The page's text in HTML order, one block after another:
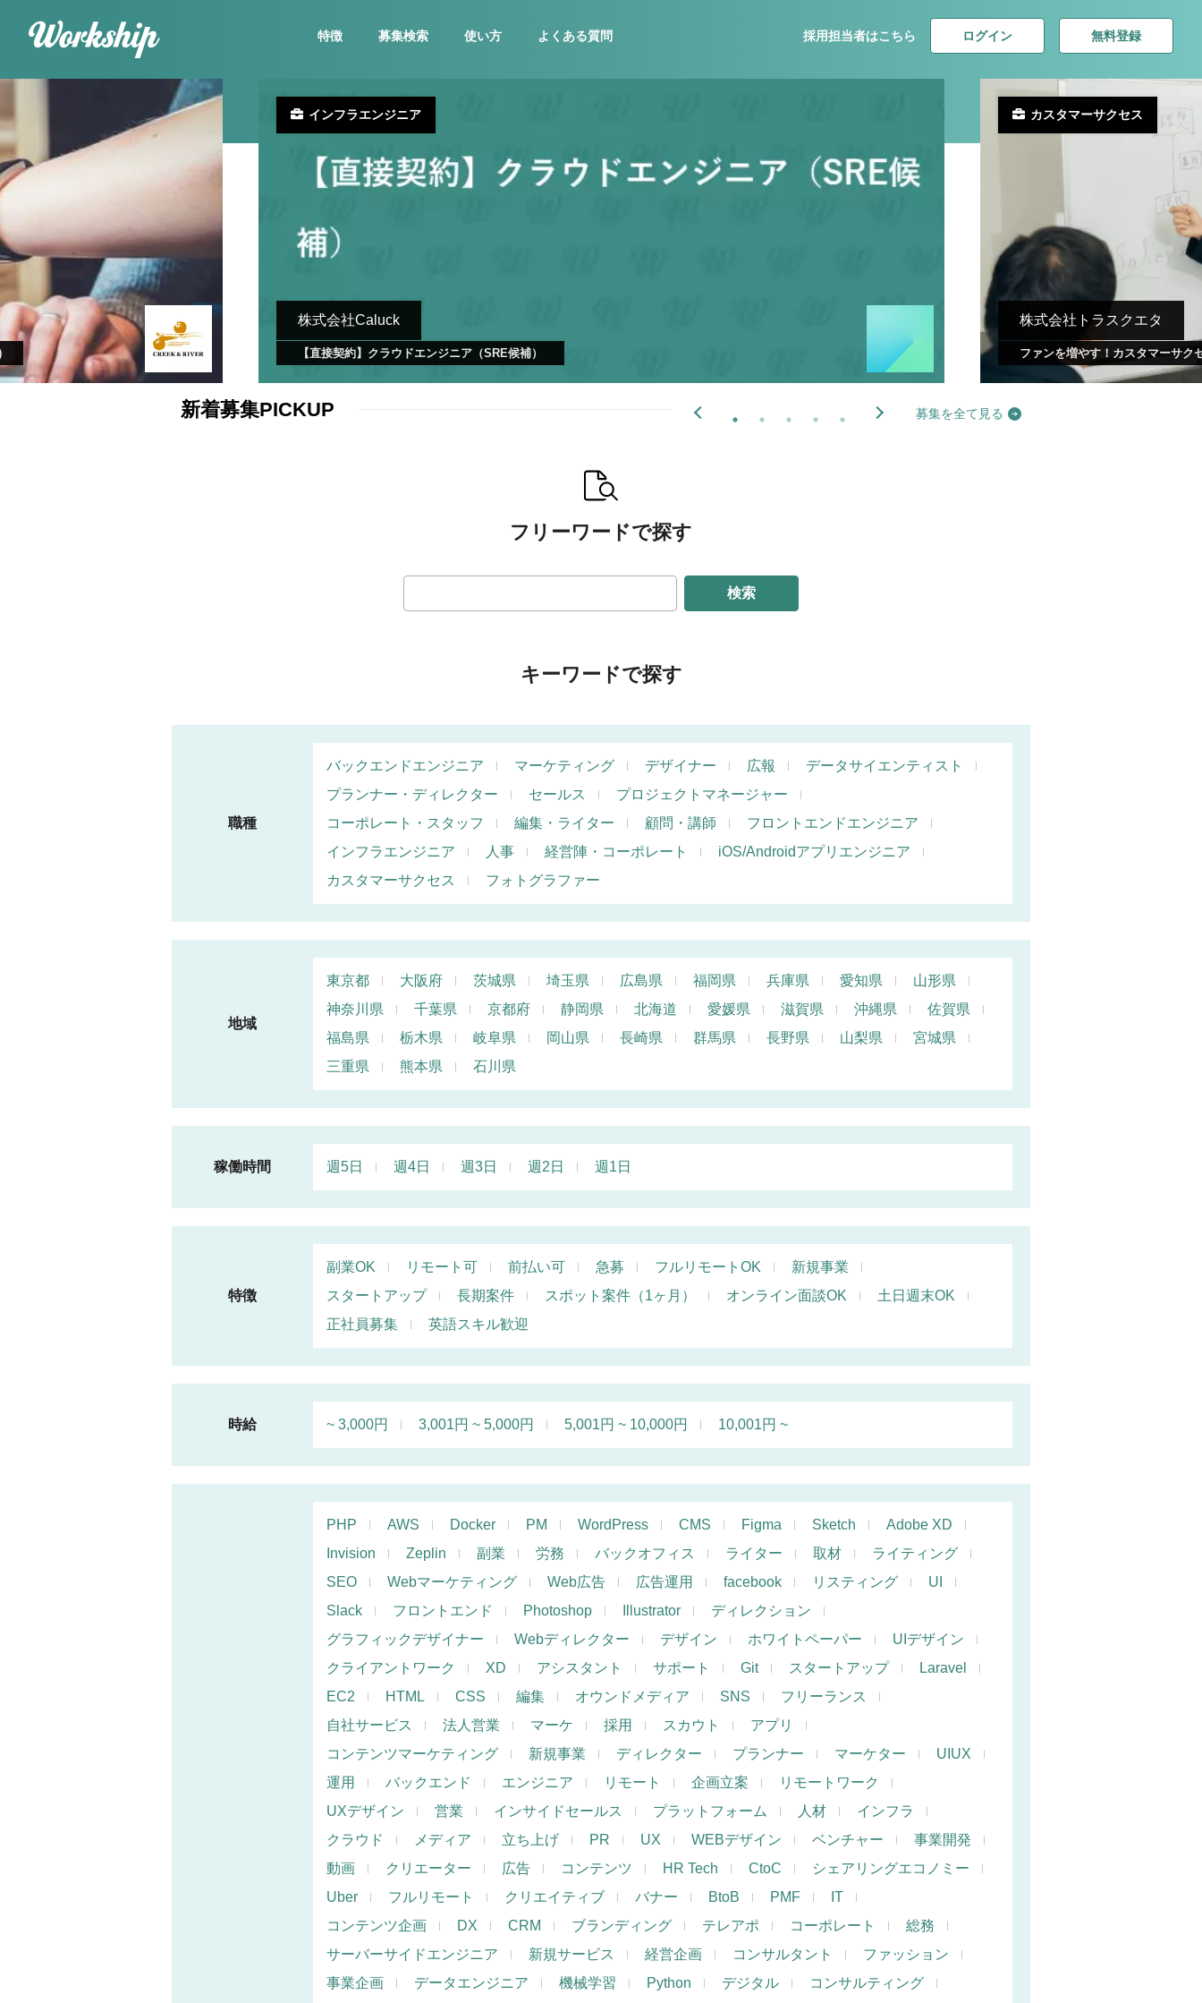
特徴 募集検索 使い方 よくある質問 採用担当者はこちら ログイン 無料登録
新着募集PICKUP 募集を全て見る
株式会社Caluck
【直接契約】クラウドエンジニア（SRE候補）
インフラエンジニア
株式会社トラスクエタ
ファンを増やす！カスタマーサク
カスタマーサクセス
フリーワードで探す
検索
キーワードで探す
職種
バックエンドエンジニア マーケティング デザイナー 広報
データサイエンティスト
プランナー・ディレクター
セールス
プロジェクトマネージャー
コーポレート・スタッフ
編集・ライター 顧問・講師
フロントエンドエンジニア
インフラエンジニア
人事 経営陣・コーポレート
iOS/Androidアプリエンジニア
カスタマーサクセス
フォトグラファー
地域
東京都 大阪府 茨城県 埼玉県 広島県 福岡県 兵庫県 愛知県
山形県
神奈川県
千葉県 京都府 静岡県 北海道 愛媛県 滋賀県 沖縄県
佐賀県
福島県
栃木県 岐阜県 岡山県 長崎県 群馬県 長野県 山梨県
宮城県
三重県
熊本県 石川県
稼働時間 週5日 週4日 週3日 週2日 週1日
特徴
副業OK リモート可 前払い可 急募 フルリモートOK
新規事業
スタートアップ
長期案件 スポット案件（1ヶ月） オンライン面談OK
土日週末OK
正社員募集
英語スキル歓迎
時給 ~ 3,000円 3,001円 ~ 5,000円 5,001円 ~ 10,000円 10,001円 ~
PHP AWS Docker PM WordPress CMS Figma Sketch
Adobe XD
Invision
Zeplin 副業 労務 バックオフィス ライター 取材
ライティング
SEO
Webマーケティング Web広告 広告運用 facebook リスティング
UI
Slack
フロントエンド Photoshop Illustrator
ディレクション
グラフィックデザイナー
Webディレクター デザイン ホワイトペーパー
UIデザイン
クライアントワーク
XD アシスタント サポート Git スタートアップ
Laravel
EC2
HTML CSS 編集 オウンドメディア SNS
フリーランス
自社サービス
法人営業 マーケ 採用 スカウト
アプリ
コンテンツマーケティング
新規事業 ディレクター プランナー マーケター
UIUX
運用
バックエンド エンジニア リモート 企画立案
リモートワーク
UXデザイン
営業 インサイドセールス プラットフォーム 人材
インフラ
クラウド
メディア 立ち上げ PR UX WEBデザイン ベンチャー
事業開発
動画
クリエーター 広告 コンテンツ HR Tech CtoC
シェアリングエコノミー
Uber
フルリモート クリエイティブ バナー BtoB PMF
IT
コンテンツ企画
DX CRM ブランディング テレアポ コーポレート
総務
サーバーサイドエンジニア
新規サービス 経営企画 コンサルタント
ファッション
事業企画
データエンジニア 機械学習 Python デジタル
コンサルティング